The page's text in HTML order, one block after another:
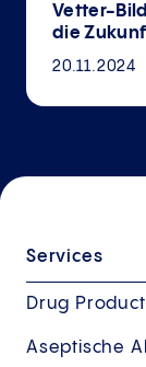
Vetter-
die
20.11.2024
Services
Drug
Aseptische